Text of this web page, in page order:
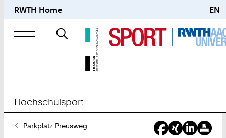
RWTH Home EN
Suche
nach
Hochschulsport
SieParkplatz Preusweg